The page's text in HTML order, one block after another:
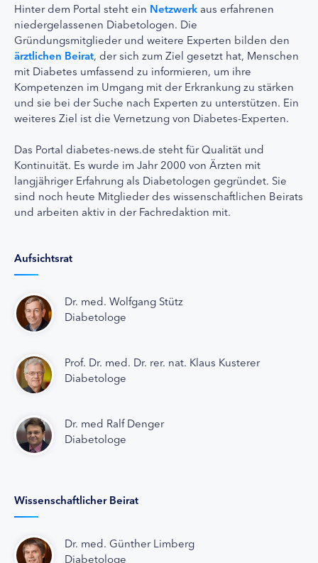
Hinter dem Portal steht ein Netzwerk aus erfahrenen
niedergelassenen Diabetologen. Die
Gründungsmitglieder und weitere Experten bilden den
ärztlichen Beirat, der sich zum Ziel gesetzt hat, Menschen
mit Diabetes umfassend zu informieren, um ihre
Kompetenzen im Umgang mit der Erkrankung zu stärken
und sie bei der Suche nach Experten zu unterstützen. Ein
weiteres Ziel ist die Vernetzung von Diabetes-Experten.
Das Portal diabetes-news.de steht für Qualität und
Kontinuität. Es wurde im Jahr 2000 von Ärzten mit
langjähriger Erfahrung als Diabetologen gegründet. Sie
sind noch heute Mitglieder des wissenschaftlichen Beirats
und arbeiten aktiv in der Fachredaktion mit.
Aufsichtsrat
Dr. med. Wolfgang Stütz
Diabetologe
Prof. Dr. med. Dr. rer. nat. Klaus Kusterer
Diabetologe
Dr. med Ralf Denger
Diabetologe
Wissenschaftlicher Beirat
Dr. med. Günther Limberg
Diabetologe